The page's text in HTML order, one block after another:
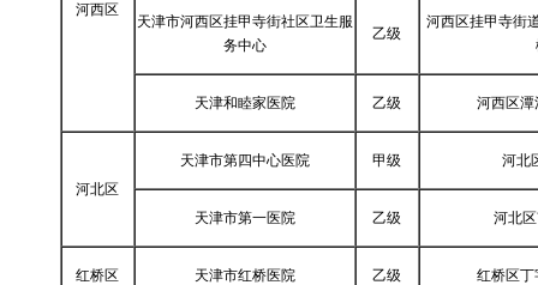
河西区
天津市河西区挂甲寺街社区卫生服
务中心
乙级
河西区挂甲寺街
天津和睦家医院 乙级 河西区
河北区
天津市第四中心医院 甲级 河北
天津市第一医院 乙级 河北
红桥区 天津市红桥医院 乙级 红桥区